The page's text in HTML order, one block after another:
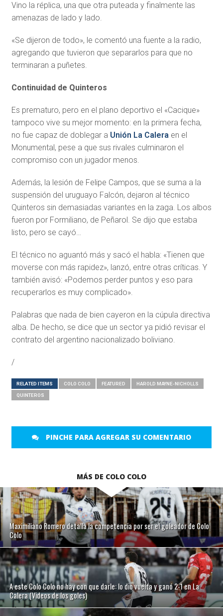
Vino la réplica, una que otra puteada y finalmente las
amenazas de lado y lado.
«Se dijeron de todo», le comentó una fuente a la radio,
agregando que tuvieron que separarlos para que no
terminaran a puñetes.
Continuidad de Quinteros
Es prematuro, pero en el plano deportivo el «Cacique»
tampoco vive su mejor momento: en la primera fecha,
no fue capaz de doblegar a Unión La Caleraen el
Monumental, pese a que sus rivales culminaron el
compromiso con un jugador menos.
Además, la lesión de Felipe Campos, que se suma a la
suspensión del uruguayo Falcón, dejaron al técnico
Quinteros sin demasiadas variantes en la zaga. Los albos
fueron por Formiliano, de Peñarol. Se dijo que estaba
listo, pero se cayó…
El técnico no aguantó más y sacó el habla: «Tienen que
moverse con más rapidez», lanzó, entre otras críticas. Y
también avisó: «Podemos perder puntos y eso para
recuperarlos es muy complicado».
Palabras que nada de bien cayeron en la cúpula directiva
alba. De hecho, se dice que un sector ya pidió revisar el
contrato del argentino nacionalizado boliviano.
/
RELATED ITEMS COLO COLO FEATURED HAROLD MAYNE-NICHOLLS
QUINTEROS
PINCHE PARA AGREGAR SU COMENTARIO
MÁS DE COLO COLO
Maximiliano Romero detalla la competencia por ser el goleador de Colo
Colo
A este Colo Colo no hay con que darle: lo dio vuelta y ganó 2-1 en La
Calera (Videos de los goles)